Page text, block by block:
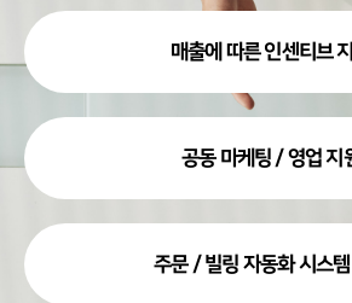
매출에 따른 인센티브
공동 마케팅 / 영업 지
주문 / 빌링 자동화 시스